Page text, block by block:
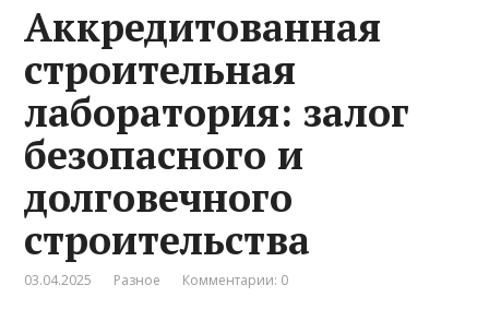
Аккредитованная
строительная
лаборатория: залог
безопасного и
долговечного
строительства
03.04.2025 Разное Комментарии: 0